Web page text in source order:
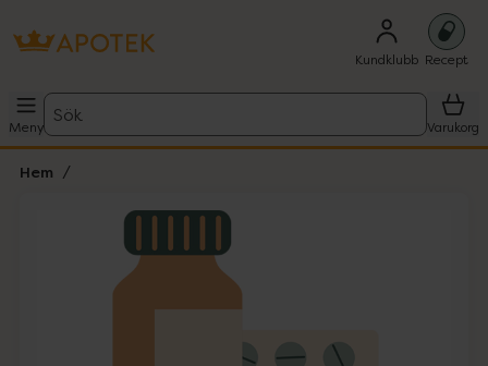
Kundklubb Recept
Meny
Sök
Varukorg
Hem
Lista: . Innehåller 1 objekt.